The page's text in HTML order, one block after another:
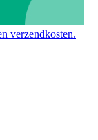
verzendkosten.